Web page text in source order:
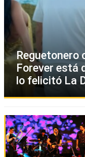
Reguetonero
Forever está
lo felicitó La